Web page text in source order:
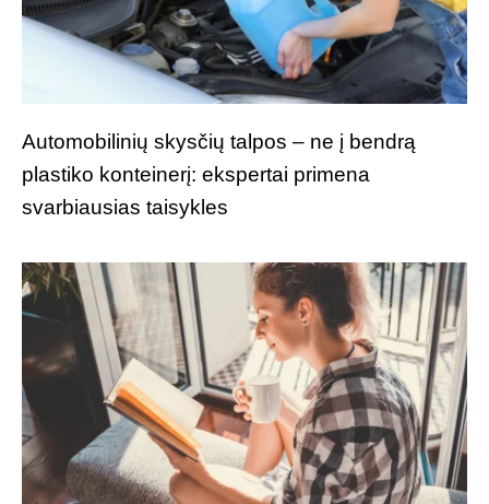
Automobilinių skysčių talpos – ne į bendrą
plastiko konteinerį: ekspertai primena
svarbiausias taisykles